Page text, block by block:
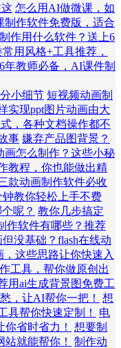
怎么用AI做微课，如
制作软件免费版，适合
作用什么软件？送上6
用风格+工具推荐，
年教师必备，AI课件制
小细节 短视频动画制
实现ppt图片动画由大
，各种文档操作都不
事 嫌弃产品图背景？
画怎么制作？这些小秘
教程，你也能做出精
款动画制作软件必收
教你轻松上手不费
呢？ 教你几步搞定
作软件有哪些？推荐
没基础？flash在线动
这些思路让你快速入
工具，帮你做原创出
用ai生成背景图免费工
，让AI帮你一把！
想
具帮你快速定制！
电
省时省力！
想要制
就能帮你！
制作动